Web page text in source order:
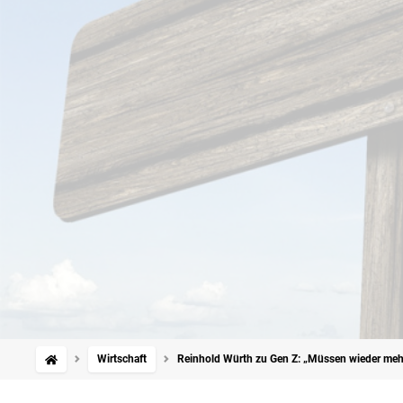
Wirtschaft Reinhold Würth zu Gen Z: „Müssen wieder